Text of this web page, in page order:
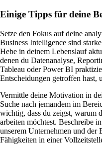
Einige Tipps für deine
Setze den Fokus auf deine
Business Intelligence sind
Hebe in deinem Lebenslauf
denen du Datenanalyse,
Tableau oder Power BI
Entscheidungen getroffen hast,
Vermittle deine Motivation in
Suche nach jemandem im
wichtig, dass du zeigst, warum
arbeiten möchtest. Beschreibe
unserem Unternehmen und der
Fähigkeiten in einer